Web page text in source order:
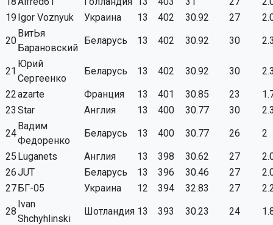
19Igor Voznyuk Украина 13 402 30.92 27
20
ВитЬя
Барановский
Беларусь 13 402 30.92 30
21
Юрий
Сергеенко
Беларусь 13 402 30.92 30
22azarte Франция 13 401 30.85 23
23 Star Англия 13 400 30.77 30
24
Вадим
Федоренко
Беларусь 13 400 30.77 26
2
25 Luganets Англия 13 398 30.62 27
26JUT Беларусь 13 396 30.46 27
27БГ-05 Украина 12 394 32.83 27
28
Ivan
Shchyhlinski
Шотландия 13 393 30.23 24